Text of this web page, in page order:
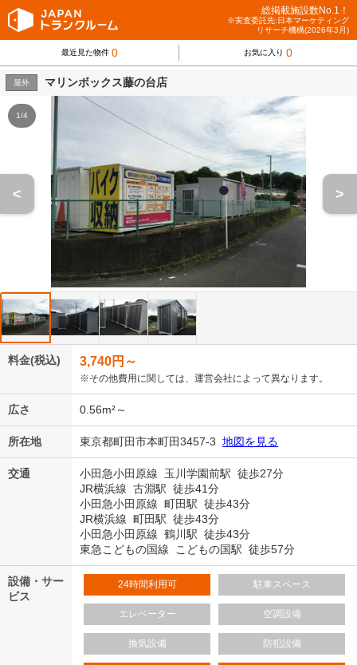
総掲載施設数No.1！
※実査委託先:日本マーケティング
リサーチ機構(2026年3月)
最近見た物件 0 お気に入り 0
屋外 マリンボックス藤の台店
1/4
< >
料金(税込) 3,740円～
※その他費用に関しては、運営会社によって異なります。
広さ 0.56m²～
所在地 東京都町田市本町田3457-3 地図を見る
交通
小田急小田原線 玉川学園前駅 徒歩27分
JR横浜線 古淵駅 徒歩41分
小田急小田原線 町田駅 徒歩43分
JR横浜線 町田駅 徒歩43分
小田急小田原線 鶴川駅 徒歩43分
東急こどもの国線 こどもの国駅 徒歩57分
設備・サー
ビス
24時間利用可 駐車スペース
エレベーター 空調設備
換気設備 防犯設備